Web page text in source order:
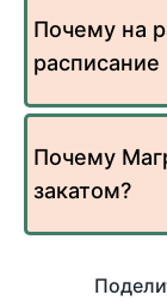
Почему на
расписание
Почему
закатом?